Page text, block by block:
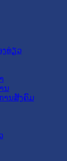
ງທ່ຽວ
ນ
ານສັງຄົມ